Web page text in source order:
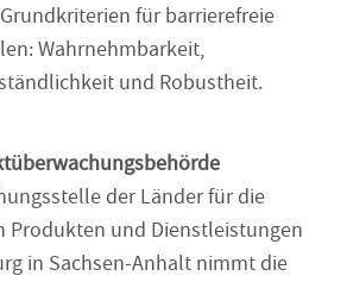
für barrierefreie
Wahrnehmbarkeit,
und Robustheit.
der Länder für die
Produkten und Dienstleistungen
in Sachsen-Anhalt nimmt die